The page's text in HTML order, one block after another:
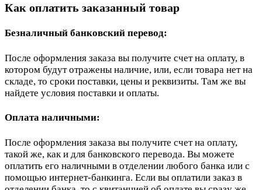
Как оплатить заказанный товар
Безналичный банковский перевод:
После оформления заказа вы получите счет на оплату, в
котором будут отражены наличие, или, если товара нет на
складе, то сроки поставки, цены и реквизиты. Там же вы
найдете условия поставки и оплаты.
Оплата наличными:
После оформления заказа вы получите счет на оплату,
такой же, как и для банковского перевода. Вы можете
оплатить его наличными в отделении любого банка или с
помощью интернет-банкинга. Если вы оплатили заказ в